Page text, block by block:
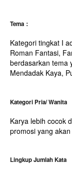
Tema：
Kategori tingkat I
Roman Fantasi,
berdasarkan tema
Mendadak Kaya,
Kategori Pria/ Wanita
Karya lebih cocok
promosi yang
Lingkup Jumlah Kata